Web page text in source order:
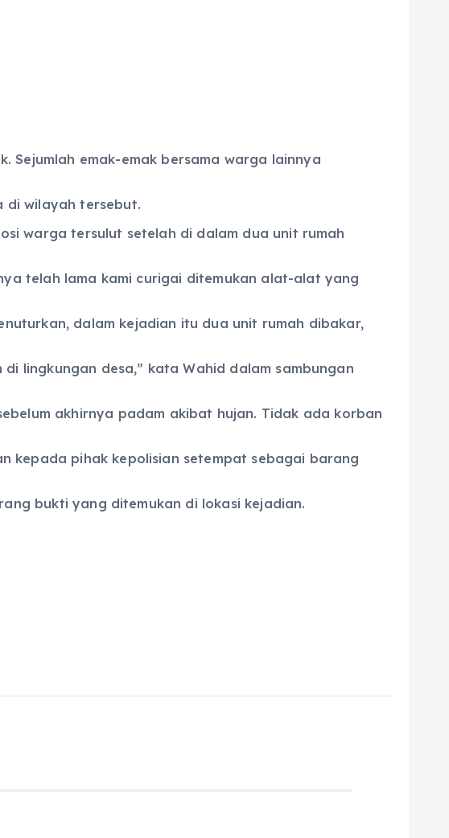
Sejumlah emak-emak bersama warga lainnya
di wilayah tersebut.
warga tersulut setelah di dalam dua unit rumah
telah lama kami curigai ditemukan alat-alat yang
dalam kejadian itu dua unit rumah dibakar,
lingkungan desa,” kata Wahid dalam sambungan
akhirnya padam akibat hujan. Tidak ada korban
kepada pihak kepolisian setempat sebagai barang
bukti yang ditemukan di lokasi kejadian.